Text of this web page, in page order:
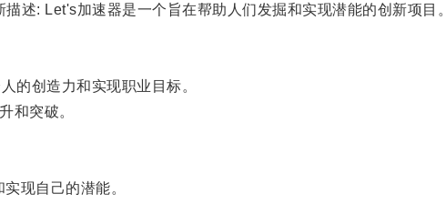
: Let's加速器是一个旨在帮助人们发掘和实现潜能的创新项目。
创造力和实现职业目标。
和突破。
现自己的潜能。